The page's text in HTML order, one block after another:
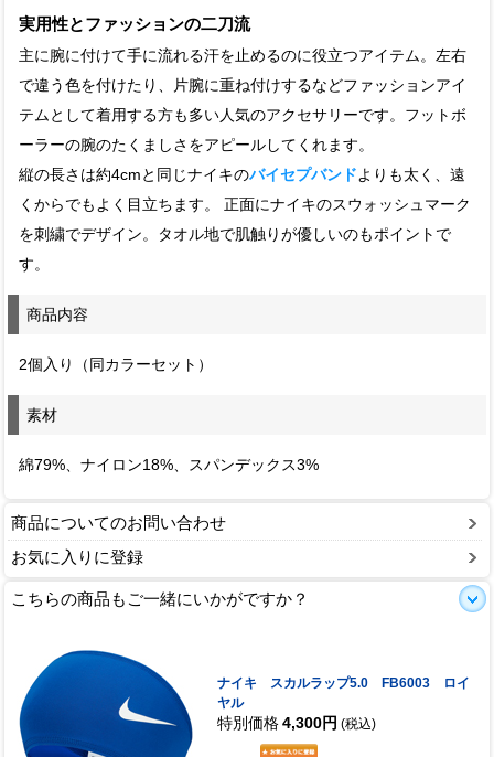
実用性とファッションの二刀流
主に腕に付けて手に流れる汗を止めるのに役立つアイテム。左右
で違う色を付けたり、片腕に重ね付けするなどファッションアイ
テムとして着用する方も多い人気のアクセサリーです。フットボ
ーラーの腕のたくましさをアピールしてくれます。
縦の長さは約4cmと同じナイキのバイセプバンド よりも太く、遠
くからでもよく目立ちます。 正面にナイキのスウォッシュマーク
を刺繍でデザイン。タオル地で肌触りが優しいのもポイントで
す。
商品内容
2個入り（同カラーセット）
素材
綿79%、ナイロン18%、スパンデックス3%
商品についてのお問い合わせ
お気に入りに登録
こちらの商品もご一緒にいかがですか？
ナイキ スカルラップ5.0 FB6003 ロイ
ヤル
特別価格 4,300円 (税込)